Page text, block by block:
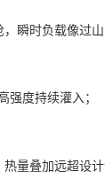
瞬时负载像过山
强度持续灌入；
量叠加远超设计